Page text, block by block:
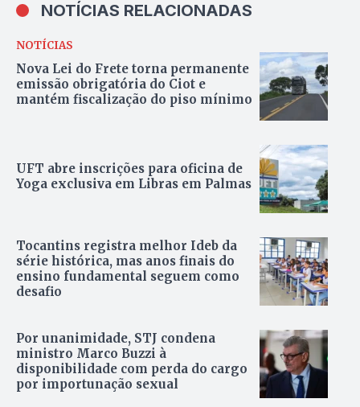
NOTÍCIAS RELACIONADAS
NOTÍCIAS
Nova Lei do Frete torna permanente
emissão obrigatória do Ciot e
mantém fiscalização do piso mínimo
UFT abre inscrições para oficina de
Yoga exclusiva em Libras em Palmas
Tocantins registra melhor Ideb da
série histórica, mas anos finais do
ensino fundamental seguem como
desafio
Por unanimidade, STJ condena
ministro Marco Buzzi à
disponibilidade com perda do cargo
por importunação sexual